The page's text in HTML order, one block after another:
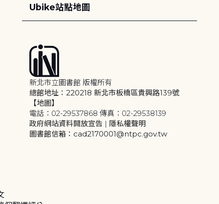
Ubike站點地圖
新北市立圖書館 版權所有
總館地址：220218 新北市板橋區貴興路139號
【地圖】
電話：02-29537868 傳真：02-29538139
政府網站資料開放宣告 | 隱私權聲明
圖書館信箱：cad2170001@ntpc.gov.tw